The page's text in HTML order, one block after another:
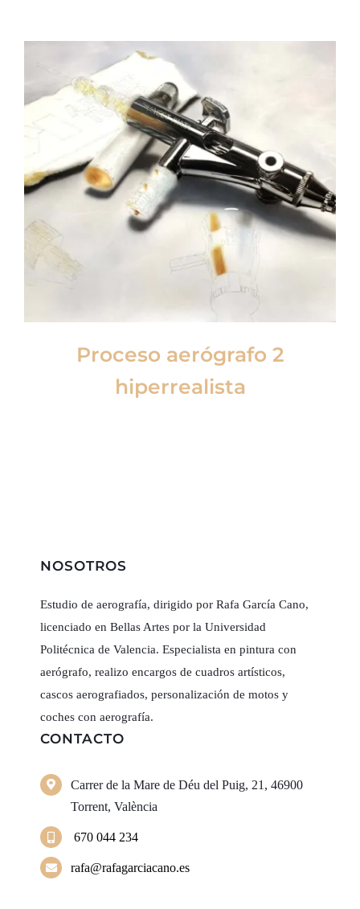
Proceso aerógrafo 2
hiperrealista
NOSOTROS
Estudio de aerografía, dirigido por Rafa García Cano,
licenciado en Bellas Artes por la Universidad
Politécnica de Valencia. Especialista en pintura con
aerógrafo, realizo encargos de cuadros artísticos,
cascos aerografiados, personalización de motos y
coches con aerografía.
CONTACTO
Carrer de la Mare de Déu del Puig, 21, 46900
Torrent, València
670 044 234
rafa@rafagarciacano.es